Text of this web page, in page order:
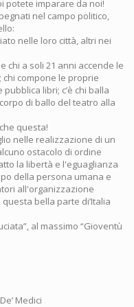
potete imparare da noi!
nel campo politico,
nelle loro città, altri nei
chi a soli 21 anni accende le
compone le proprie
libri; c’è chi balla
di ballo del teatro alla
questa!
nelle realizzazione di un
ostacolo di ordine
la libertà e l'eguaglianza
della persona umana e
all'organizzazione
bella parte di’Italia
al massimo “Gioventù
Medici